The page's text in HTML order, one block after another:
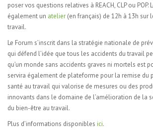
poser vos questions relatives à REACH, CLP ou POP.
également un atelier (en français) de 12h à 13h sur
travail.
Le Forum s’inscrit dans la stratégie nationale de
qui défend l’idée que tous les accidents du travail
qu’un monde sans accidents graves ni mortels est
servira également de plateforme pour la remise du
santé au travail qui valorise de mesures ou des
innovants dans le domaine de l’amélioration de la
du bien-être au travail.
Plus d’informations disponibles ici.